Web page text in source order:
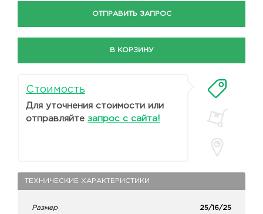
ОТПРАВИТЬ ЗАПРОС
В КОРЗИНУ
Стоимость
Для уточнения стоимости или
отправляйте запрос с сайта!
ТЕХНИЧЕСКИЕ ХАРАКТЕРИСТИКИ
Размер 25/16/25